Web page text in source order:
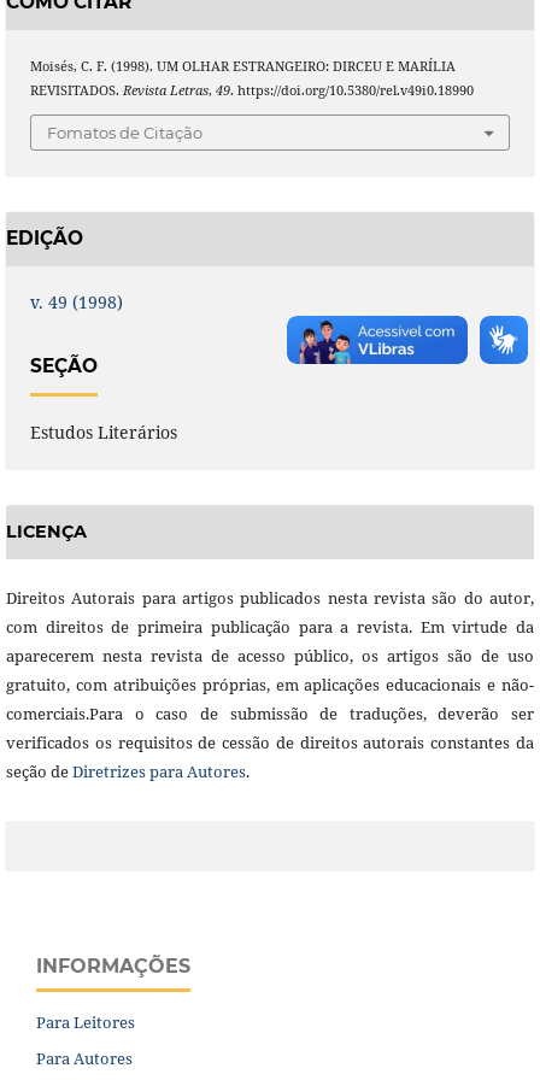
Moisés, C. F. (1998). UM OLHAR ESTRANGEIRO: DIRCEU E MARÍLIA
REVISITADOS. Revista Letras, 49. https://doi.org/10.5380/rel.v49i0.18990
Fomatos de Citação
EDIÇÃO
v. 49 (1998)
SEÇÃO
Estudos Literários
LICENÇA
Direitos Autorais para artigos publicados nesta revista são do autor,
com direitos de primeira publicação para a revista. Em virtude da
aparecerem nesta revista de acesso público, os artigos são de uso
gratuito, com atribuições próprias, em aplicações educacionais e não-
comerciais.Para o caso de submissão de traduções, deverão ser
verificados os requisitos de cessão de direitos autorais constantes da
seção deDiretrizes para Autores.
INFORMAÇÕES
Para Leitores
Para Autores